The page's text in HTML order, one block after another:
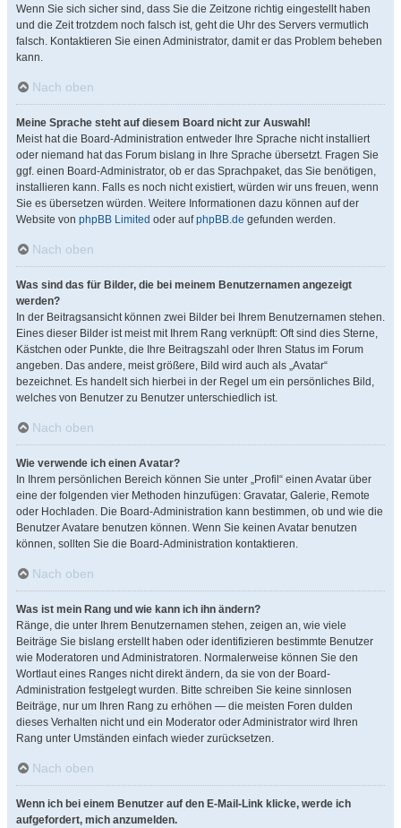
Wenn Sie sich sicher sind, dass Sie die Zeitzone richtig eingestellt haben
und die Zeit trotzdem noch falsch ist, geht die Uhr des Servers vermutlich
falsch. Kontaktieren Sie einen Administrator, damit er das Problem beheben
kann.
Nach oben
Meine Sprache steht auf diesem Board nicht zur Auswahl!
Meist hat die Board-Administration entweder Ihre Sprache nicht installiert
oder niemand hat das Forum bislang in Ihre Sprache übersetzt. Fragen Sie
ggf. einen Board-Administrator, ob er das Sprachpaket, das Sie benötigen,
installieren kann. Falls es noch nicht existiert, würden wir uns freuen, wenn
Sie es übersetzen würden. Weitere Informationen dazu können auf der
Website von phpBB Limited oder aufphpBB.de gefunden werden.
Nach oben
Was sind das für Bilder, die bei meinem Benutzernamen angezeigt
werden?
In der Beitragsansicht können zwei Bilder bei Ihrem Benutzernamen stehen.
Eines dieser Bilder ist meist mit Ihrem Rang verknüpft: Oft sind dies Sterne,
Kästchen oder Punkte, die Ihre Beitragszahl oder Ihren Status im Forum
angeben. Das andere, meist größere, Bild wird auch als „Avatar“
bezeichnet. Es handelt sich hierbei in der Regel um ein persönliches Bild,
welches von Benutzer zu Benutzer unterschiedlich ist.
Nach oben
Wie verwende ich einen Avatar?
In Ihrem persönlichen Bereich können Sie unter „Profil“ einen Avatar über
eine der folgenden vier Methoden hinzufügen: Gravatar, Galerie, Remote
oder Hochladen. Die Board-Administration kann bestimmen, ob und wie die
Benutzer Avatare benutzen können. Wenn Sie keinen Avatar benutzen
können, sollten Sie die Board-Administration kontaktieren.
Nach oben
Was ist mein Rang und wie kann ich ihn ändern?
Ränge, die unter Ihrem Benutzernamen stehen, zeigen an, wie viele
Beiträge Sie bislang erstellt haben oder identifizieren bestimmte Benutzer
wie Moderatoren und Administratoren. Normalerweise können Sie den
Wortlaut eines Ranges nicht direkt ändern, da sie von der Board-
Administration festgelegt wurden. Bitte schreiben Sie keine sinnlosen
Beiträge, nur um Ihren Rang zu erhöhen — die meisten Foren dulden
dieses Verhalten nicht und ein Moderator oder Administrator wird Ihren
Rang unter Umständen einfach wieder zurücksetzen.
Nach oben
Wenn ich bei einem Benutzer auf den E-Mail-Link klicke, werde ich
aufgefordert, mich anzumelden.